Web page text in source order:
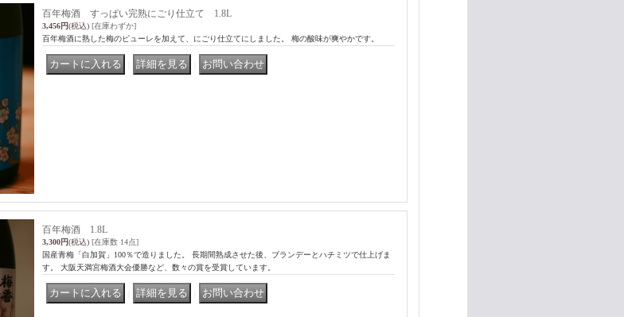
百年梅酒 すっぱい完熟にごり仕立て 1.8L
3,456円(税込) [在庫わずか]
百年梅酒に熟した梅のピューレを加えて、にごり仕立てにしました。 梅の酸味が爽やかです。
百年梅酒 1.8L
3,300円(税込) [在庫数 14点]
国産青梅「白加賀」100％で造りました。 長期間熟成させた後、ブランデーとハチミツで仕上げま
す。 大阪天満宮梅酒大会優勝など、数々の賞を受賞しています。